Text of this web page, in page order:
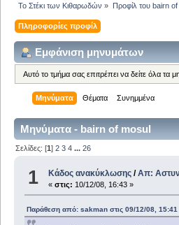
Το Στέκι των Κιθαρωδών » Προφίλ του bairn
Πληροφορίες προφίλ
Εμφάνιση μηνυμάτων
Αυτό το τμήμα σας επιτρέπει να δείτε όλα
Μηνύματα Θέματα Συνημμένα
Μηνύματα - bairn of mosul
Σελίδες: [1]2 3 4 ...26
1 Κάδος ανακύκλωσης /Απ:
«στις: 10/12/08, 16:43 »
Παράθεση από: sakman στις 09/12/08, 15:41